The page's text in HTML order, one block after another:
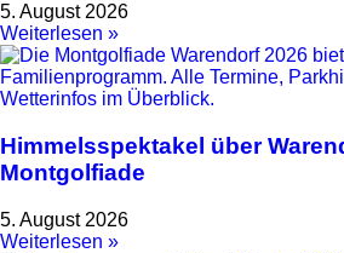
5. August 2026
Weiterlesen »
Himmelsspektakel über
Montgolfiade
5. August 2026
Weiterlesen »